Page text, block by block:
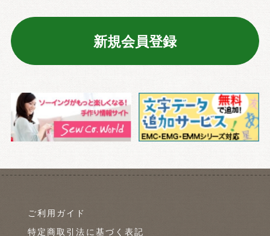
ご利用ガイド
特定商取引法に基づく表記